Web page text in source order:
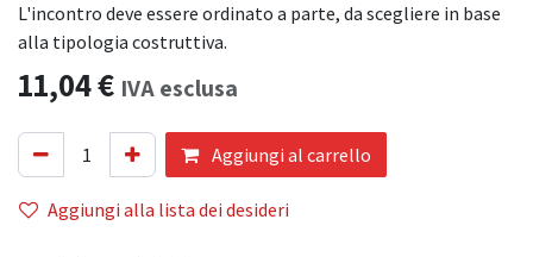
L'incontro deve essere ordinato a parte, da scegliere in base
alla tipologia costruttiva.
11,04€ IVA esclusa
Aggiungi al carrello
Aggiungi alla lista dei desideri